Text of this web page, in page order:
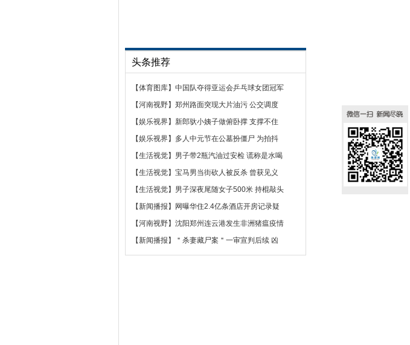
头条推荐
【体育图库】 中国队夺得亚运会乒乓球女团冠军
【河南视野】 郑州路面突现大片油污 公交调度
【娱乐视界】 新郎驮小姨子做俯卧撑 支撑不住
【娱乐视界】 多人中元节在公墓扮僵尸 为拍抖
【生活视觉】 男子带2瓶汽油过安检 谎称是水喝
【生活视觉】 宝马男当街砍人被反杀 曾获见义
【生活视觉】 男子深夜尾随女子500米 持棍敲头
【新闻播报 】
网曝华住2.4亿条酒店开房记录疑
【河南视野】 沈阳郑州连云港发生非洲猪瘟疫情
【新闻播报 】 ＂杀妻藏尸案＂一审宣判后续 凶